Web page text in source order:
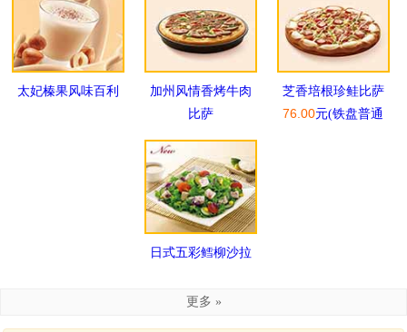
太妃榛果风味百利
加州风情香烤牛肉
比萨
芝香培根珍鲑比萨
76.00元(铁盘普通
日式五彩鳕柳沙拉
更多 »